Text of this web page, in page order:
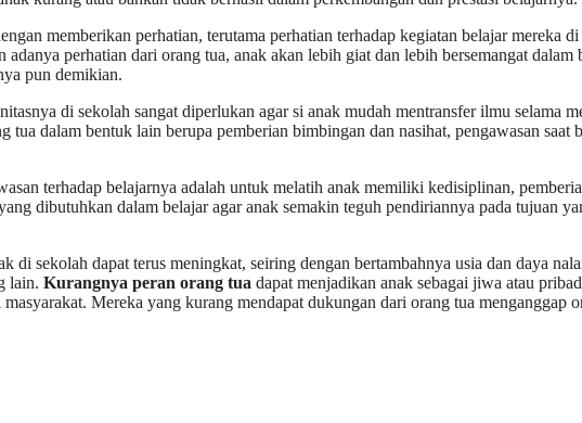
memberikan perhatian, terutama perhatian terhadap kegiatan belajar mereka
perhatian dari orang tua, anak akan lebih giat dan lebih bersemangat dalam
pun demikian.
di sekolah sangat diperlukan agar si anak mudah mentransfer ilmu selama
dalam bentuk lain berupa pemberian bimbingan dan nasihat, pengawasan saat
terhadap belajarnya adalah untuk melatih anak memiliki kedisiplinan,
dibutuhkan dalam belajar agar anak semakin teguh pendiriannya pada tujuan
sekolah dapat terus meningkat, seiring dengan bertambahnya usia dan daya
lain. Kurangnya peran orang tua dapat menjadikan anak sebagai jiwa atau
Mereka yang kurang mendapat dukungan dari orang tua menganggap